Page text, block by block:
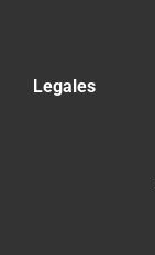
Legales